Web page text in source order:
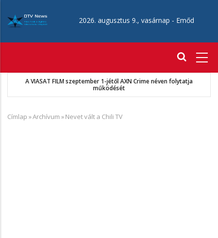
tartalomra
2026. augusztus 9., vasárnap - Emőd
A VIASAT FILM szeptember 1-jétől AXN Crime néven folytatja
működését
Morzsa
Címlap »Archívum »Nevet vált a Chili TV